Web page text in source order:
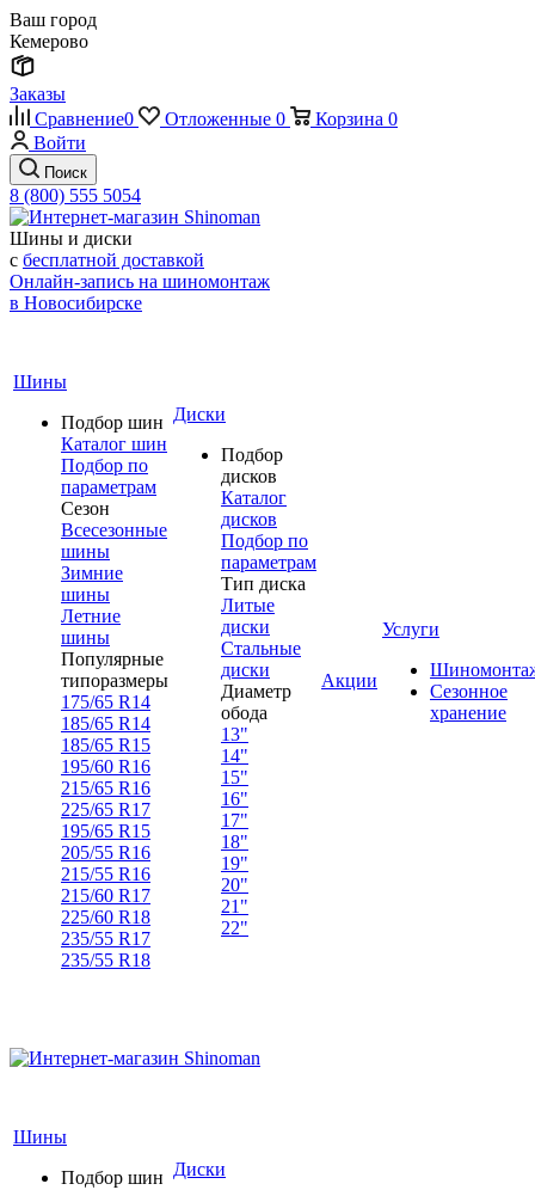
Ваш город
Кемерово
Заказы
Сравнение0 Отложенные 0 Корзина 0
Войти
Поиск
8 (800) 555 5054
Шины и диски
с бесплатной доставкой
Онлайн-запись на шиномонтаж
в Новосибирске
Шины
Подбор шин
Каталог шин
Подбор по
параметрам
Сезон
Всесезонные
шины
Зимние
шины
Летние
шины
Популярные
типоразмеры
175/65 R14
185/65 R14
185/65 R15
195/60 R16
215/65 R16
225/65 R17
195/65 R15
205/55 R16
215/55 R16
215/60 R17
225/60 R18
235/55 R17
235/55 R18
Диски
Подбор
дисков
Каталог
дисков
Подбор по
параметрам
Тип диска
Литые
диски
Стальные
диски
Диаметр
обода
13"
14"
15"
16"
17"
18"
19"
20"
21"
22"
Акции
Услуги
Сезонное
хранение
Шины
Подбор шин Диски